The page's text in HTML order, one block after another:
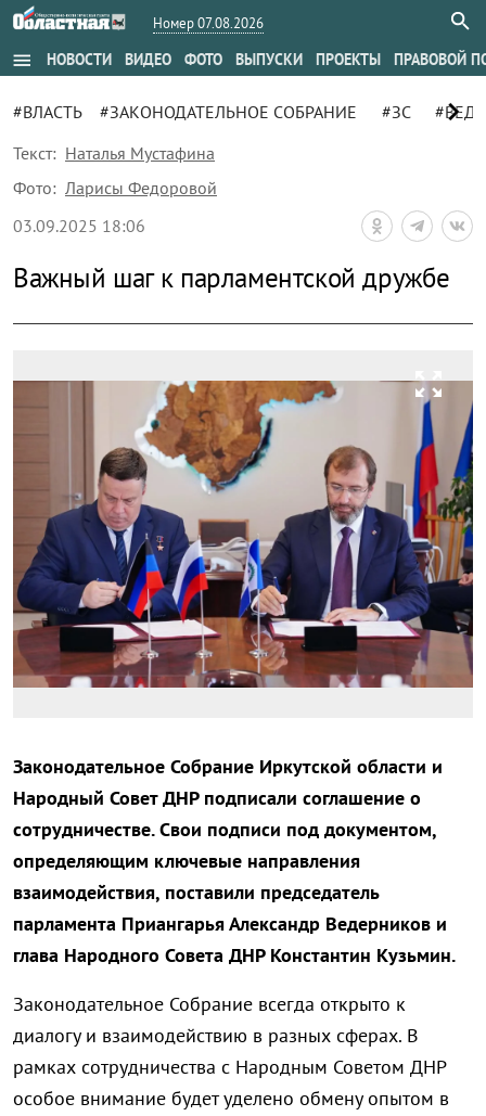
Номер 07.08.2026
menu НОВОСТИ ВИДЕО ФОТО ВЫПУСКИ ПРОЕКТЫ ПРАВОВОЙ
#ВЛАСТЬ #ЗАКОНОДАТЕЛЬНОЕ СОБРАНИЕ #ЗС chevron_right
Текст: Наталья Мустафина
Фото: Ларисы Федоровой
03.09.2025 18:06
Важный шаг к парламентской дружбе
zoom_out_map
Законодательное Собрание Иркутской области и
Народный Совет ДНР подписали соглашение о
сотрудничестве. Свои подписи под документом,
определяющим ключевые направления
взаимодействия, поставили председатель
парламента Приангарья Александр Ведерников и
глава Народного Совета ДНР Константин Кузьмин.
Законодательное Собрание всегда открыто к
диалогу и взаимодействию в разных сферах. В
рамках сотрудничества с Народным Советом ДНР
особое внимание будет уделено обмену опытом в